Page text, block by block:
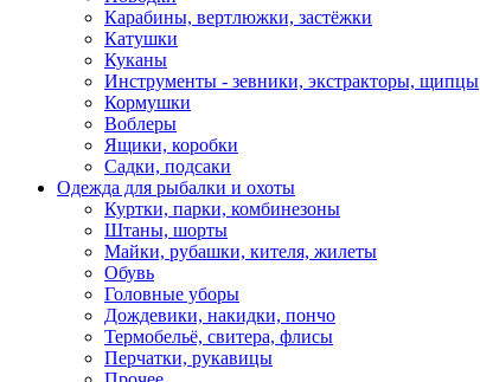
Карабины, вертлюжки, застёжки
Катушки
Куканы
Инструменты - зевники, экстракторы, щипцы
Кормушки
Воблеры
Ящики, коробки
Садки, подсаки
Одежда для рыбалки и охоты
Куртки, парки, комбинезоны
Штаны, шорты
Майки, рубашки, кителя, жилеты
Обувь
Головные уборы
Дождевики, накидки, пончо
Термобельё, свитера, флисы
Перчатки, рукавицы